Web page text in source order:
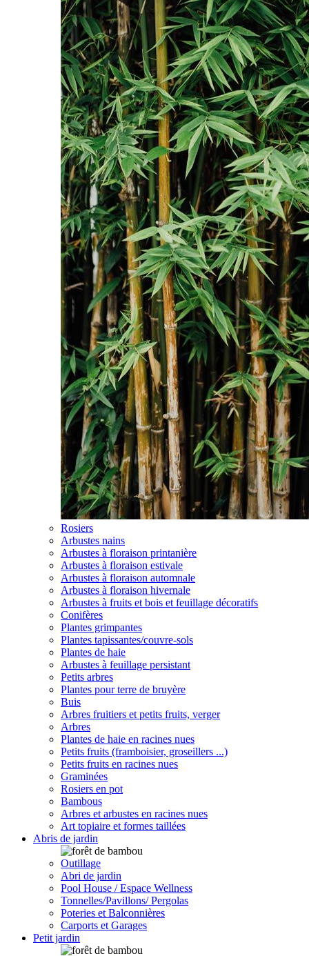
Rosiers
Arbustes nains
Arbustes à floraison printanière
Arbustes à floraison estivale
Arbustes à floraison automnale
Arbustes à floraison hivernale
Arbustes à fruits et bois et feuillage décoratifs
Conifères
Plantes grimpantes
Plantes tapissantes/couvre-sols
Plantes de haie
Arbustes à feuillage persistant
Petits arbres
Plantes pour terre de bruyère
Buis
Arbres fruitiers et petits fruits, verger
Arbres
Plantes de haie en racines nues
Petits fruits (framboisier, groseillers ...)
Petits fruits en racines nues
Graminées
Rosiers en pot
Bambous
Arbres et arbustes en racines nues
Art topiaire et formes taillées
Abris de jardin
Outillage
Abri de jardin
Pool House / Espace Wellness
Tonnelles/Pavillons/ Pergolas
Poteries et Balconnières
Carports et Garages
Petit jardin